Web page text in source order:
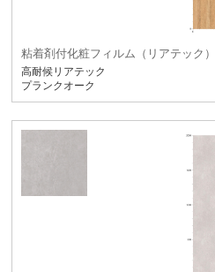
粘着剤付化粧フィルム（リアテック）
高耐候リアテック
プランクオーク